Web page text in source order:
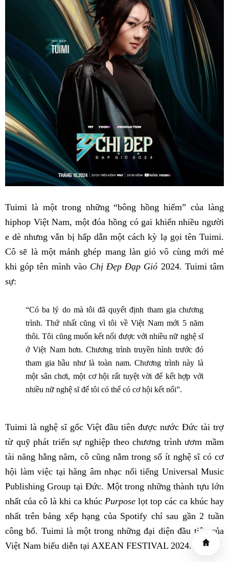
Tuimi là một trong những “bông hồng hiếm” của làng
hiphop Việt Nam, một đóa hồng có gai khiến nhiều người
e dè nhưng vẫn bị hấp dẫn một cách kỳ lạ gọi tên Tuimi.
Cô sẽ là một mảnh ghép mang làn gió vô cùng mới mẻ
khi góp tên mình vàoChị Đẹp Đạp Gió 2024. Tuimi tâm
sự:
“Có ba lý do mà tôi đã quyết định tham gia chương
trình. Thứ nhất cũng vì tôi về Việt Nam mới 5 năm
thôi. Tôi cũng muốn kết nối được với nhiều nữ nghệ sĩ
ở Việt Nam hơn. Chương trình truyền hình trước đó
tham gia hầu như là toàn nam. Chương trình này là
một sân chơi, một cơ hội rất tuyệt vời để kết hợp với
nhiều nữ nghệ sĩ để tôi có thể có cơ hội kết nối”.
Tuimi là nghệ sĩ gốc Việt đầu tiên được nước Đức tài trợ
từ quỹ phát triển sự nghiệp theo chương trình ươm mầm
tài năng hằng năm, cô cũng nằm trong số ít nghệ sĩ có cơ
hội làm việc tại hãng âm nhạc nổi tiếng Universal Music
Publishing Group tại Đức. Một trong những thành tựu lớn
nhất của cô là khi ca khúc Purpose lọt top các ca khúc hay
nhất trên bảng xếp hạng của Spotify chỉ sau gần 2 tuần
công bố. Tuimi là một trong những đại diện đầu tiên của
Việt Nam biểu diễn tại AXEAN FESTIVAL 2024.